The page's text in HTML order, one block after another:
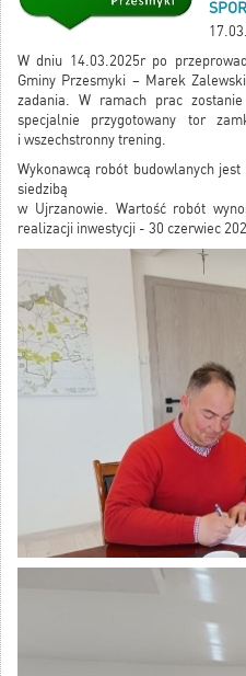
W dniu 14.03.2025r po
Gminy Przesmyki – Marek
zadania. W ramach prac
specjalnie przygotowany tor
i wszechstronny trening.
Wykonawcą robót budowlanych
siedzibą
w Ujrzanowie. Wartość robót
realizacji inwestycji - 30 czerwiec